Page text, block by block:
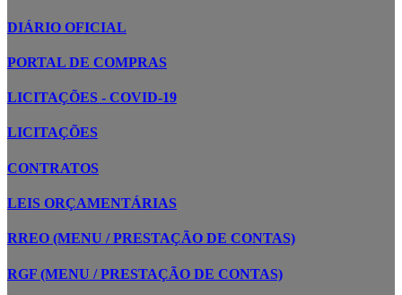
DIÁRIO OFICIAL
PORTAL DE COMPRAS
LICITAÇÕES - COVID-19
LICITAÇÕES
CONTRATOS
LEIS ORÇAMENTÁRIAS
RREO (MENU / PRESTAÇÃO DE CONTAS)
RGF (MENU / PRESTAÇÃO DE CONTAS)